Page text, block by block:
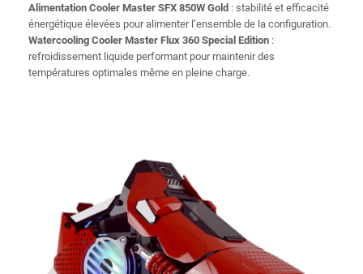
Alimentation Cooler Master SFX 850W Gold : stabilité et efficacité
énergétique élevées pour alimenter l’ensemble de la configuration.
Watercooling Cooler Master Flux 360 Special Edition :
refroidissement liquide performant pour maintenir des
températures optimales même en pleine charge.